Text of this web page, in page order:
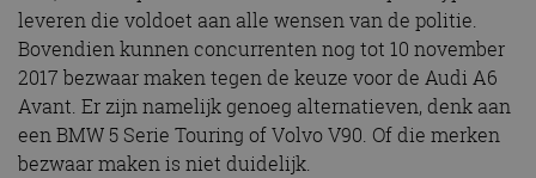
leveren die voldoet aan alle wensen van de politie.
Bovendien kunnen concurrenten nog tot 10 november
2017 bezwaar maken tegen de keuze voor de Audi A6
Avant. Er zijn namelijk genoeg alternatieven, denk aan
een BMW 5 Serie Touring of Volvo V90. Of die merken
bezwaar maken is niet duidelijk.